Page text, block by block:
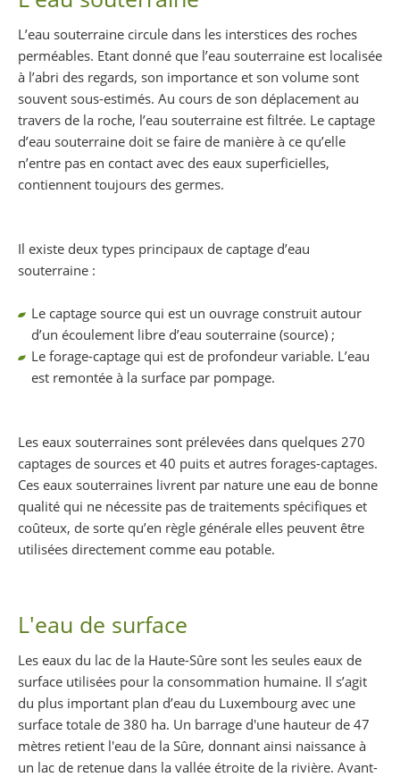
L’eau souterraine circule dans les interstices des roches
perméables. Etant donné que l’eau souterraine est localisée
à l’abri des regards, son importance et son volume sont
souvent sous-estimés. Au cours de son déplacement au
travers de la roche, l’eau souterraine est filtrée. Le captage
d’eau souterraine doit se faire de manière à ce qu’elle
n’entre pas en contact avec des eaux superficielles,
contiennent toujours des germes.
Il existe deux types principaux de captage d’eau
souterraine :
Le captage source qui est un ouvrage construit autour
d’un écoulement libre d’eau souterraine (source) ;
Le forage-captage qui est de profondeur variable. L’eau
est remontée à la surface par pompage.
Les eaux souterraines sont prélevées dans quelques 270
captages de sources et 40 puits et autres forages-captages.
Ces eaux souterraines livrent par nature une eau de bonne
qualité qui ne nécessite pas de traitements spécifiques et
coûteux, de sorte qu’en règle générale elles peuvent être
utilisées directement comme eau potable.
L'eau de surface
Les eaux du lac de la Haute-Sûre sont les seules eaux de
surface utilisées pour la consommation humaine. Il s’agit
du plus important plan d’eau du Luxembourg avec une
surface totale de 380 ha. Un barrage d'une hauteur de 47
mètres retient l'eau de la Sûre, donnant ainsi naissance à
un lac de retenue dans la vallée étroite de la rivière. Avant-